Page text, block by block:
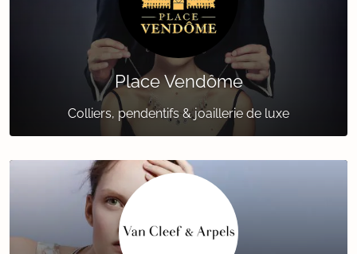
Place Vendôme
Colliers, pendentifs & joaillerie de luxe